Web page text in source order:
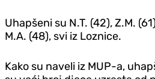
Uhapšeni su N.T. (42), Z.M.
M.A. (48), svi iz Loznice.
Kako su naveli iz MUP-a,